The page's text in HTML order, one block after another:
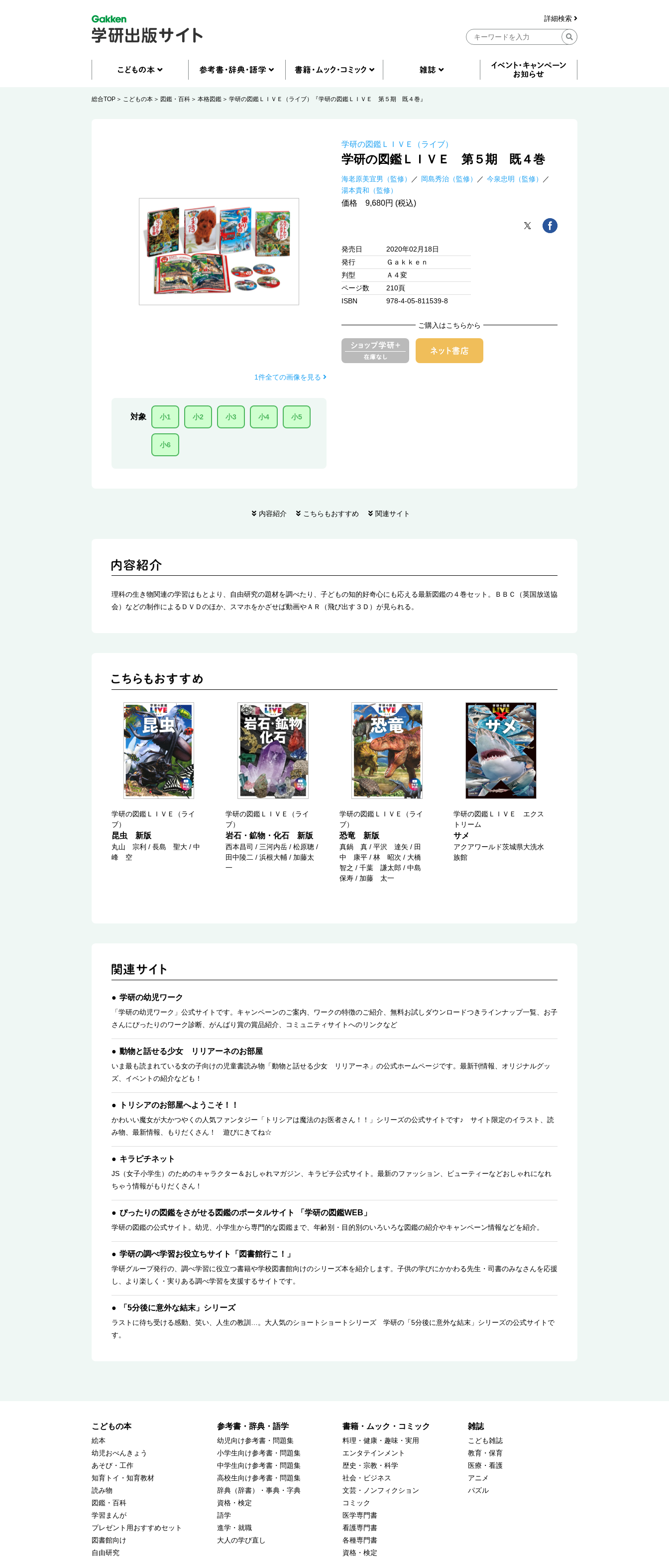
詳細検索
総合TOP こどもの本 図鑑・百科 本格図鑑 学研の図鑑ＬＩＶＥ（ライブ）『学研の図鑑ＬＩＶＥ 第５期 既４巻』
1件全ての画像を見る
対象 小1 小2 小3 小4 小5
小6
学研の図鑑ＬＩＶＥ（ライブ）
学研の図鑑ＬＩＶＥ 第５期 既４巻
海老原美宜男（監修） 岡島秀治（監修）
今泉忠明（監修）
湯本貴和（監修）
価格 9,680円 (税込)
発売日
2020年02月18日
発行
Ｇａｋｋｅｎ
判型
Ａ４変
ページ数
210頁
ISBN
978-4-05-811539-8
ご購入はこちらから
内容紹介 こちらもおすすめ 関連サイト
理科の生き物関連の学習はもとより、自由研究の題材を調べたり、子どもの知的好奇心にも応える最新図鑑の４巻セット。ＢＢＣ（英国放送協
会）などの制作によるＤＶＤのほか、スマホをかざせば動画やＡＲ（飛び出す３Ｄ）が見られる。
学研の図鑑ＬＩＶＥ（ライ
ブ）
昆虫 新版
丸山 宗利 / 長島 聖大 / 中
峰 空
学研の図鑑ＬＩＶＥ（ライ
ブ）
岩石・鉱物・化石 新版
西本昌司 / 三河内岳 / 松原聰 /
田中陵二 / 浜根大輔 / 加藤太
一
学研の図鑑ＬＩＶＥ（ライ
ブ）
恐竜 新版
真鍋 真 / 平沢 達矢 / 田
中 康平 / 林 昭次 / 大橋
智之 / 千葉 謙太郎 / 中島
保寿 / 加藤 太一
学研の図鑑ＬＩＶＥ エクス
トリーム
サメ
アクアワールド茨城県大洗水
族館
学研の幼児ワーク
「学研の幼児ワーク」公式サイトです。キャンペーンのご案内、ワークの特徴のご紹介、無料お試しダウンロードつきラインナップ一覧、お子
さんにぴったりのワーク診断、がんばり賞の賞品紹介、コミュニティサイトへのリンクなど
動物と話せる少女 リリアーネのお部屋
いま最も読まれている女の子向けの児童書読み物「動物と話せる少女 リリアーネ」の公式ホームページです。最新刊情報、オリジナルグッ
ズ、イベントの紹介なども！
トリシアのお部屋へようこそ！！
かわいい魔女が大かつやくの人気ファンタジー「トリシアは魔法のお医者さん！！」シリーズの公式サイトです♪ サイト限定のイラスト、読
み物、最新情報、もりだくさん！ 遊びにきてね☆
キラピチネット
JS（女子小学生）のためのキャラクター＆おしゃれマガジン、キラピチ公式サイト。最新のファッション、ビューティーなどおしゃれになれ
ちゃう情報がもりだくさん！
ぴったりの図鑑をさがせる図鑑のポータルサイト 「学研の図鑑WEB」
学研の図鑑の公式サイト。幼児、小学生から専門的な図鑑まで、年齢別・目的別のいろいろな図鑑の紹介やキャンペーン情報などを紹介。
学研の調べ学習お役立ちサイト「図書館行こ！」
学研グループ発行の、調べ学習に役立つ書籍や学校図書館向けのシリーズ本を紹介します。子供の学びにかかわる先生・司書のみなさんを応援
し、より楽しく・実りある調べ学習を支援するサイトです。
「5分後に意外な結末」シリーズ
ラストに待ち受ける感動、笑い、人生の教訓…。大人気のショートショートシリーズ 学研の「5分後に意外な結末」シリーズの公式サイトで
す。
こどもの本
絵本
幼児おべんきょう
あそび・工作
知育トイ・知育教材
読み物
図鑑・百科
学習まんが
プレゼント用おすすめセット
図書館向け
自由研究
参考書・辞典・語学
幼児向け参考書・問題集
小学生向け参考書・問題集
中学生向け参考書・問題集
高校生向け参考書・問題集
辞典（辞書）・事典・字典
資格・検定
語学
進学・就職
大人の学び直し
書籍・ムック・コミック
料理・健康・趣味・実用
エンタテインメント
歴史・宗教・科学
社会・ビジネス
文芸・ノンフィクション
コミック
医学専門書
看護専門書
各種専門書
資格・検定
雑誌
こども雑誌
教育・保育
医療・看護
アニメ
パズル